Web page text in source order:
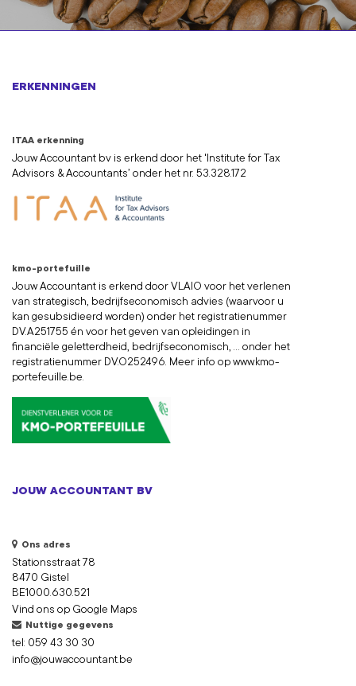
ERKENNINGEN
ITAA erkenning
Jouw Accountant bv is erkend door het 'Institute for Tax
Advisors & Accountants’ onder het nr. 53.328.172
kmo-portefuille
Jouw Accountant is erkend door VLAIO voor het verlenen
van strategisch, bedrijfseconomisch advies (waarvoor u
kan gesubsidieerd worden) onder het registratienummer
DV.A251755 én voor het geven van opleidingen in
financiële geletterdheid, bedrijfseconomisch, ... onder het
registratienummer DV.O252496. Meer info opwww.kmo-
portefeuille.be.
JOUW ACCOUNTANT BV
Ons adres
Stationsstraat 78
8470 Gistel
BE1000.630.521
Vind ons op Google Maps
Nuttige gegevens
tel: 059 43 30 30
info@jouwaccountant.be